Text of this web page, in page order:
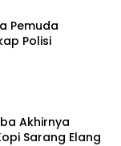
Pemuda
Polisi
Akhirnya
Sarang Elang